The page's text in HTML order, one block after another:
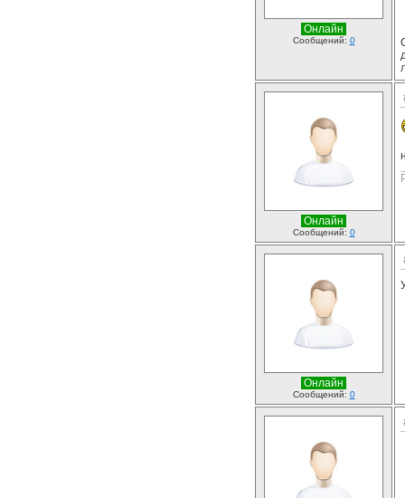
Онлайн
Сообщений: 0
Онлайн
Сообщений: 0
Онлайн
Сообщений: 0